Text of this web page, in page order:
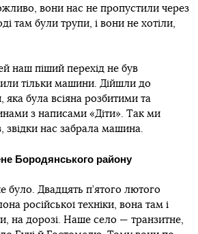
вони нас не пропустили через
там були трупи, і вони не хотіли,
наш піший перехід не був
тільки машини. Дійшли до
була всіяна розбитими та
з написами «Діти». Так ми
звідки нас забрала машина.
Бородянського району
було. Двадцять п’ятого лютого
російської техніки, вона там і
на дорозі. Наше село — транзитне,